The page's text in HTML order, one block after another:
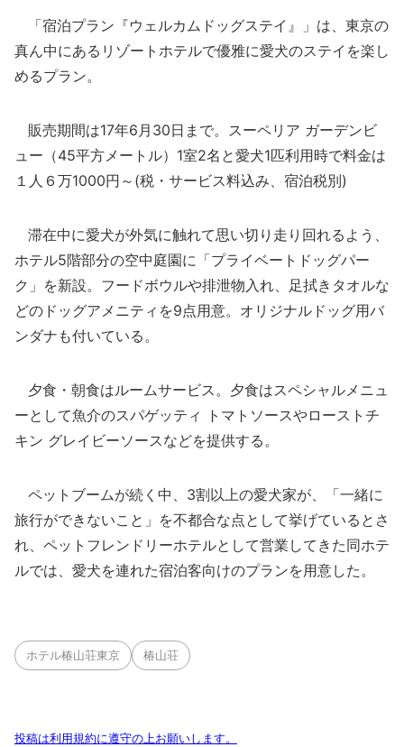
「宿泊プラン『ウェルカムドッグステイ』」は、東京の
真ん中にあるリゾートホテルで優雅に愛犬のステイを楽し
めるプラン。
販売期間は17年6月30日まで。スーペリア ガーデンビ
ュー（45平方メートル）1室2名と愛犬1匹利用時で料金は
１人６万1000円～(税・サービス料込み、宿泊税別)
滞在中に愛犬が外気に触れて思い切り走り回れるよう、
ホテル5階部分の空中庭園に「プライベートドッグパー
ク」を新設。フードボウルや排泄物入れ、足拭きタオルな
どのドッグアメニティを9点用意。オリジナルドッグ用バ
ンダナも付いている。
夕食・朝食はルームサービス。夕食はスペシャルメニュ
ーとして魚介のスパゲッティ トマトソースやローストチ
キン グレイビーソースなどを提供する。
ペットブームが続く中、3割以上の愛犬家が、「一緒に
旅行ができないこと」を不都合な点として挙げているとさ
れ、ペットフレンドリーホテルとして営業してきた同ホテ
ルでは、愛犬を連れた宿泊客向けのプランを用意した。
ホテル椿山荘東京 椿山荘